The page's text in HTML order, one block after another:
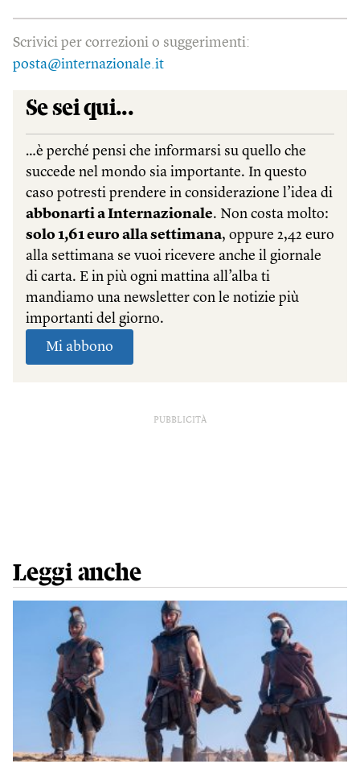
Scrivici per correzioni o suggerimenti:
posta@internazionale.it
PUBBLICITÀ
Leggi anche